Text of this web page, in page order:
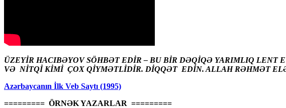
ÜZEYİR HACIBƏYOV SÖHBƏT EDİR – BU BİR DƏQİQƏ YARIMLIQ
VƏ NİTQİ KİMİ ÇOX QİYMƏTLİDİR. DİQQƏT EDİN. ALLAH RƏHMƏT
Azərbaycanın İlk Veb Saytı (1995)
========= ÖRNƏK YAZARLAR =========